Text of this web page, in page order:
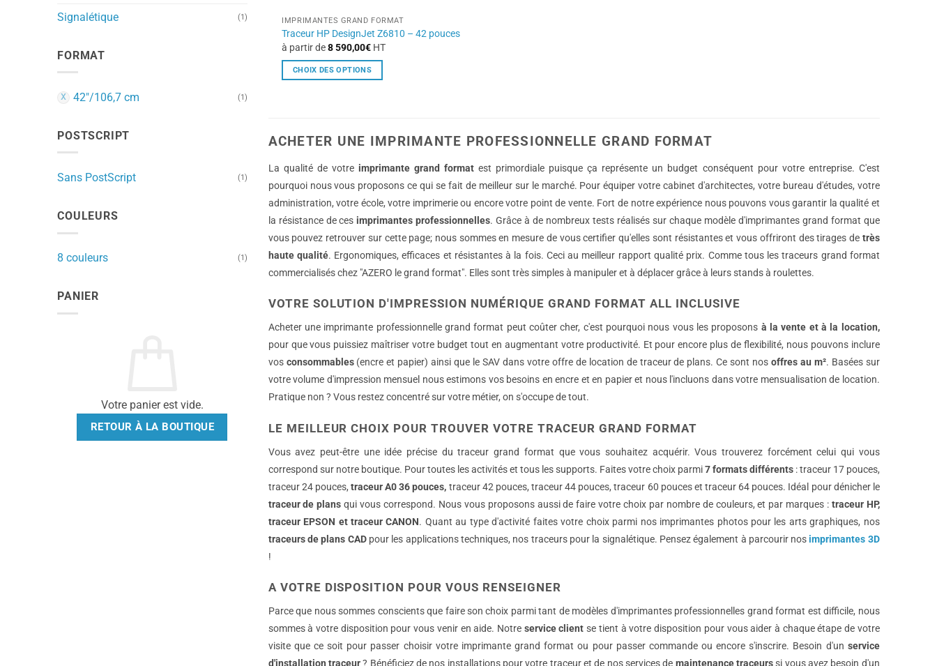
Signalétique (1)
FORMAT
42"/106,7 cm (1)
POSTSCRIPT
Sans PostScript (1)
COULEURS
8 couleurs (1)
PANIER
Votre panier est vide.
RETOUR À LA BOUTIQUE
IMPRIMANTES GRAND FORMAT
Traceur HP DesignJet Z6810 – 42 pouces
à partir de8 590,00€ HT
CHOIX DES OPTIONS
variations.
Les
options
peuvent
être
choisies
sur
la
page
produit
ACHETER UNE IMPRIMANTE PROFESSIONNELLE GRAND FORMAT
La qualité de votreimprimante grand format est primordiale puisque ça représente un budget conséquent pour votre entreprise. C'est
pourquoi nous vous proposons ce qui se fait de meilleur sur le marché. Pour équiper votre cabinet d'architectes, votre bureau d'études, votre
administration, votre école, votre imprimerie ou encore votre point de vente. Fort de notre expérience nous pouvons vous garantir la qualité et
la résistance de ces imprimantes professionnelles. Grâce à de nombreux tests réalisés sur chaque modèle d'imprimantes grand format que
vous pouvez retrouver sur cette page; nous sommes en mesure de vous certifier qu'elles sont résistantes et vous offriront des tirages de très
haute qualité. Ergonomiques, efficaces et résistantes à la fois. Ceci au meilleur rapport qualité prix. Comme tous les traceurs grand format
commercialisés chez "AZERO le grand format". Elles sont très simples à manipuler et à déplacer grâce à leurs stands à roulettes.
VOTRE SOLUTION D'IMPRESSION NUMÉRIQUE GRAND FORMAT ALL INCLUSIVE
Acheter une imprimante professionnelle grand format peut coûter cher, c'est pourquoi nous vous les proposons à la vente et à la location,
pour que vous puissiez maîtriser votre budget tout en augmentant votre productivité. Et pour encore plus de flexibilité, nous pouvons inclure
vos consommables(encre et papier) ainsi que le SAV dans votre offre de location de traceur de plans. Ce sont nosoffres au m². Basées sur
votre volume d'impression mensuel nous estimons vos besoins en encre et en papier et nous l'incluons dans votre mensualisation de location.
Pratique non ? Vous restez concentré sur votre métier, on s'occupe de tout.
LE MEILLEUR CHOIX POUR TROUVER VOTRE TRACEUR GRAND FORMAT
Vous avez peut-être une idée précise du traceur grand format que vous souhaitez acquérir. Vous trouverez forcément celui qui vous
correspond sur notre boutique. Pour toutes les activités et tous les supports. Faites votre choix parmi7 formats différents: traceur 17 pouces,
traceur 24 pouces, traceur A0 36 pouces, traceur 42 pouces, traceur 44 pouces, traceur 60 pouces et traceur 64 pouces. Idéal pour dénicher le
traceur de plans qui vous correspond. Nous vous proposons aussi de faire votre choix par nombre de couleurs, et par marques : traceur HP,
traceur EPSON et traceur CANON. Quant au type d'activité faites votre choix parmi nos imprimantes photos pour les arts graphiques, nos
traceurs de plans CADpour les applications techniques, nos traceurs pour la signalétique. Pensez également à parcourir nosimprimantes 3D
!
A VOTRE DISPOSITION POUR VOUS RENSEIGNER
Parce que nous sommes conscients que faire son choix parmi tant de modèles d'imprimantes professionnelles grand format est difficile, nous
sommes à votre disposition pour vous venir en aide. Notre service client se tient à votre disposition pour vous aider à chaque étape de votre
visite que ce soit pour passer choisir votre imprimante grand format ou pour passer commande ou encore s'inscrire. Besoin d'un service
d'installation traceur? Bénéficiez de nos installations pour votre traceur et de nos services de maintenance traceurssi vous avez besoin d'un